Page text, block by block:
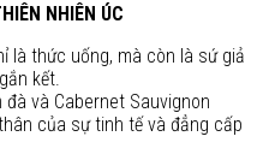
NHIÊN ÚC
là thức uống, mà còn là sứ giả
kết.
và Cabernet Sauvignon
của sự tinh tế và đẳng cấp